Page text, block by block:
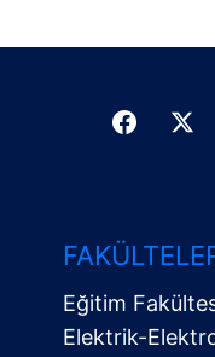
Eğitim
Elektrik-